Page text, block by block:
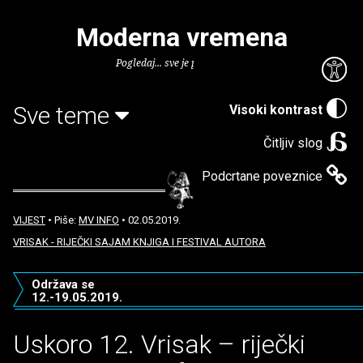
Visoki kontrast
Čitljiv slog
Podcrtane poveznice
Moderna vremena
Pogledaj... sve je puno knjiga.
Sve teme
VIJEST • Piše: MV INFO • 02.05.2019.
VRISAK - RIJEČKI SAJAM KNJIGA I FESTIVAL AUTORA
Uskoro 12. Vrisak – riječki
Održava se
12.-19.05.2019.